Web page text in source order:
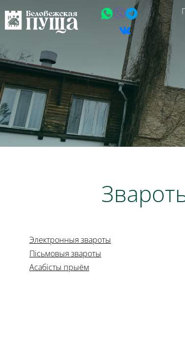
Электронныя звароты
Пісьмовыя звароты
Асабісты прыём